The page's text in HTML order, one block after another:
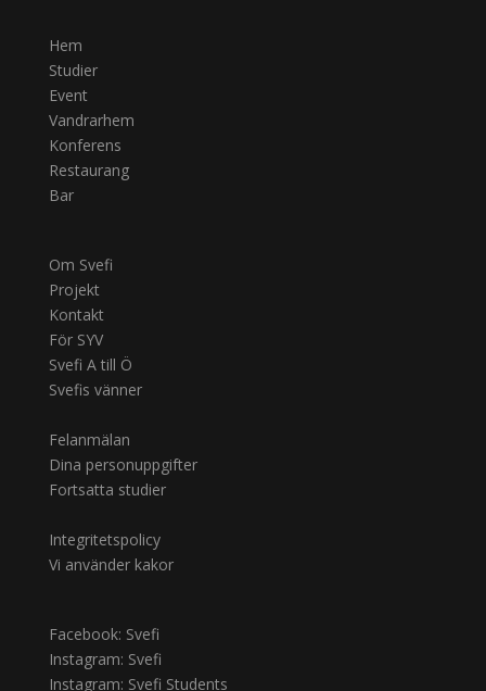
Hem
Studier
Event
Vandrarhem
Konferens
Restaurang
Bar
Om Svefi
Projekt
Kontakt
För SYV
Svefi A till Ö
Svefis vänner
Felanmälan
Dina personuppgifter
Fortsatta studier
Integritetspolicy
Vi använder kakor
Facebook: Svefi
Instagram: Svefi
Instagram: Svefi Students